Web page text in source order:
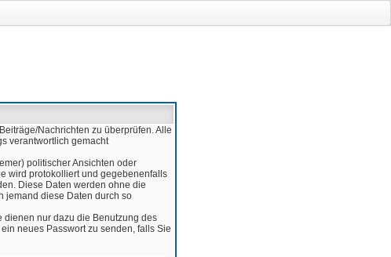
Nachrichten zu überprüfen. Alle
verantwortlich gemacht
politischer Ansichten oder
wird protokolliert und gegebenenfalls
Diese Daten werden ohne die
jemand diese Daten durch so
dienen nur dazu die Benutzung des
neues Passwort zu senden, falls Sie